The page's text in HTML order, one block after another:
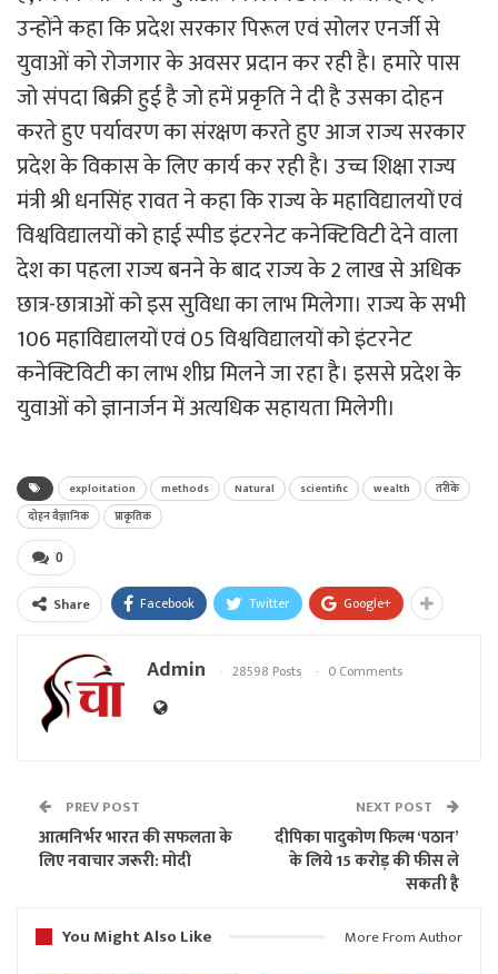
उन्होंने कहा कि प्रदेश सरकार पिरूल एवं सोलर एनर्जी से
युवाओं को रोजगार के अवसर प्रदान कर रही है। हमारे पास
जो संपदा बिक्री हुई है जो हमें प्रकृति ने दी है उसका दोहन
करते हुए पर्यावरण का संरक्षण करते हुए आज राज्य सरकार
प्रदेश के विकास के लिए कार्य कर रही है। उच्च शिक्षा राज्य
मंत्री श्री धनसिंह रावत ने कहा कि राज्य के महाविद्यालयों एवं
विश्वविद्यालयों को हाई स्पीड इंटरनेट कनेक्टिविटी देने वाला
देश का पहला राज्य बनने के बाद राज्य के 2 लाख से अधिक
छात्र-छात्राओं को इस सुविधा का लाभ मिलेगा। राज्य के सभी
106 महाविद्यालयों एवं 05 विश्वविद्यालयों को इंटरनेट
कनेक्टिविटी का लाभ शीघ्र मिलने जा रहा है। इससे प्रदेश के
युवाओं को ज्ञानार्जन में अत्यधिक सहायता मिलेगी।
exploitation methods Natural scientific wealth
तरीके
दोहन वैज्ञानिक
प्राकृतिक
0
Share Facebook Twitter Google+
Admin 28598 Posts 0 Comments
PREV POST
आत्मनिर्भर भारत की सफलता के
लिए नवाचार जरूरी: मोदी
NEXT POST
दीपिका पादुकोण फिल्म ‘पठान’
के लिये 15 करोड़ की फीस ले
सकती है
You Might Also Like
More From Author